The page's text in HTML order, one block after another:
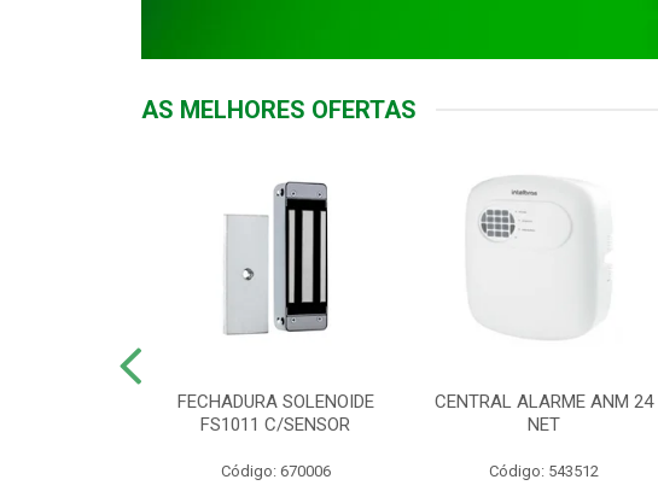
AS MELHORES OFERTAS
FECHADURA SOLENOIDE
FS1011 C/SENSOR
Código: 670006
CENTRAL ALARME ANM 24
NET
Código: 543512